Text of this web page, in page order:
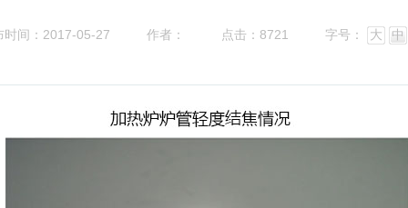
时间：2017-05-27 作者： 点击：8721 字号： 大 中